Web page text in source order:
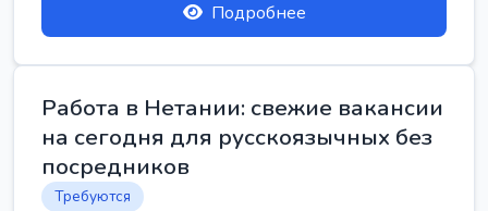
Подробнее
Работа в Нетании: свежие вакансии
на сегодня для русскоязычных без
посредников
Требуются